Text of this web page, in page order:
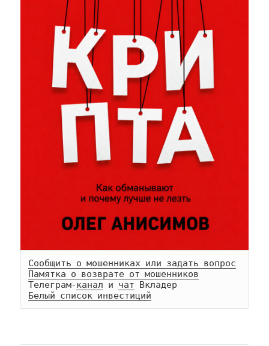
Сообщить о мошенниках или задать вопрос
Памятка о возврате от мошенников
Телеграм-канал и чат
Белый список инвестиций